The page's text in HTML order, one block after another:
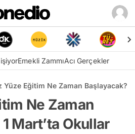
Emekli ZammıAcı Gerçekler
Yüze Eğitim Ne Zaman Başlayacak? 1
Ne Zaman
Mart’ta Okullar